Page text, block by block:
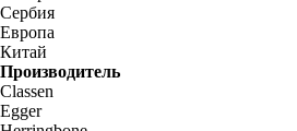
Сербия
Европа
Китай
Производитель
Classen
Egger